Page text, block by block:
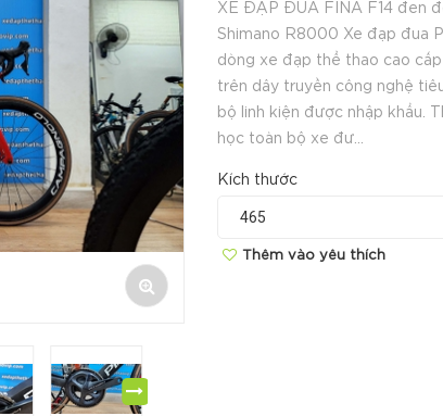
XE ĐẠP ĐUA FINA F14 đen
Shimano R8000 Xe đạp đua
dòng xe đạp thể thao cao
trên dây truyền công nghệ
bộ linh kiện được nhập khẩu.
học toàn bộ xe đư...
Kích thước
Thêm vào yêu thích